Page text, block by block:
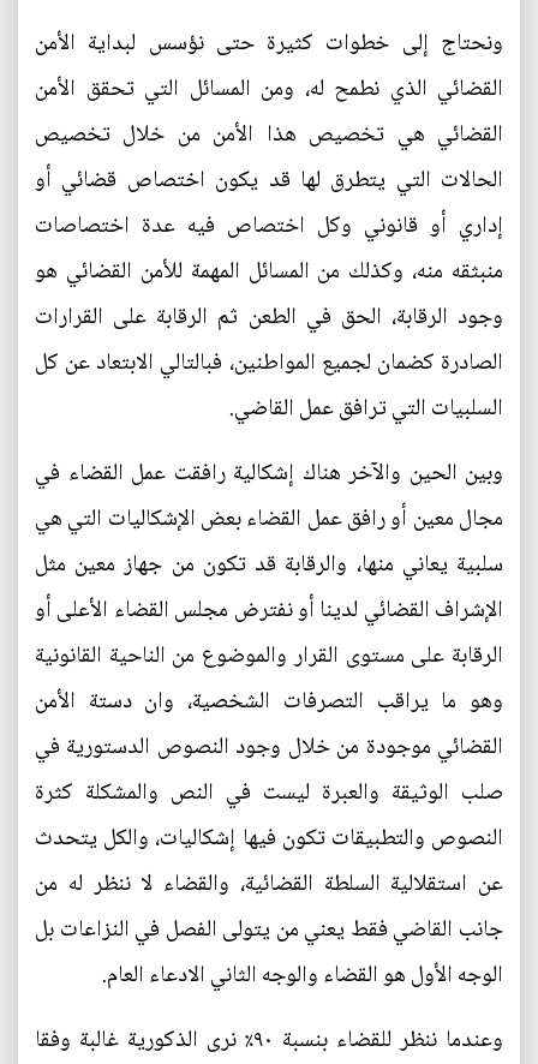
ونحتاج إلى خطوات كثيرة حتى نؤسس لبداية الأمن
القضائي الذي نطمح له، ومن المسائل التي تحقق الأمن
القضائي هي تخصيص هذا الأمن من خلال تخصيص
الحالات التي يتطرق لها قد يكون اختصاص قضائي أو
إداري أو قانوني وكل اختصاص فيه عدة اختصاصات
منبثقه منه، وكذلك من المسائل المهمة للأمن القضائي هو
وجود الرقابة، الحق في الطعن ثم الرقابة على القرارات
الصادرة كضمان لجميع المواطنين، فبالتالي الابتعاد عن كل
السلبيات التي ترافق عمل القاضي.
وبين الحين والآخر هناك إشكالية رافقت عمل القضاء في
مجال معين أو رافق عمل القضاء بعض الإشكاليات التي هي
سلبية يعاني منها، والرقابة قد تكون من جهاز معين مثل
الإشراف القضائي لدينا أو نفترض مجلس القضاء الأعلى أو
الرقابة على مستوى القرار والموضوع من الناحية القانونية
وهو ما يراقب التصرفات الشخصية، وان دستة الأمن
القضائي موجودة من خلال وجود النصوص الدستورية في
صلب الوثيقة والعبرة ليست في النص والمشكلة كثرة
النصوص والتطبيقات تكون فيها إشكاليات، والكل يتحدث
عن استقلالية السلطة القضائية، والقضاء لا ننظر له من
جانب القاضي فقط يعني من يتولى الفصل في النزاعات بل
الوجه الأول هو القضاء والوجه الثاني الادعاء العام.
وعندما ننظر للقضاء بنسبة ٩٠٪ نرى الذكورية غالبة وفقا